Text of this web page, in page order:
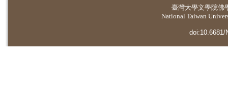
臺灣大學文學院佛
National Taiwan
doi:10.6681/